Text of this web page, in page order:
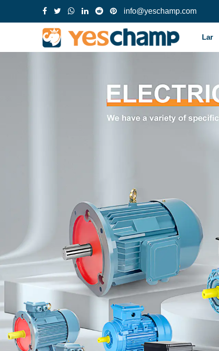
info@yeschamp.com
Lar